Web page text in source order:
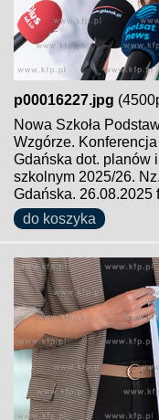
p00016227.jpg
Nowa Szkoła
Wzgórze.
Gdańska dot. planów
szkolnym 2025/26.
Gdańska. 26.08.2025
do koszyka